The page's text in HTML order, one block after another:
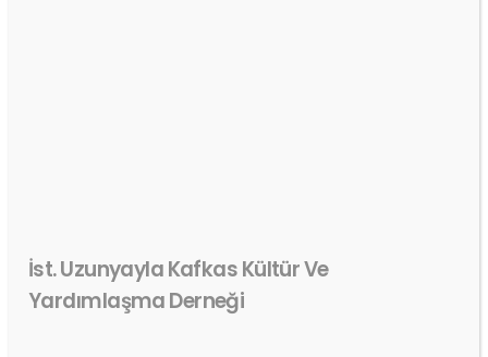
İst. Uzunyayla Kafkas Kültür Ve
Yardımlaşma Derneği